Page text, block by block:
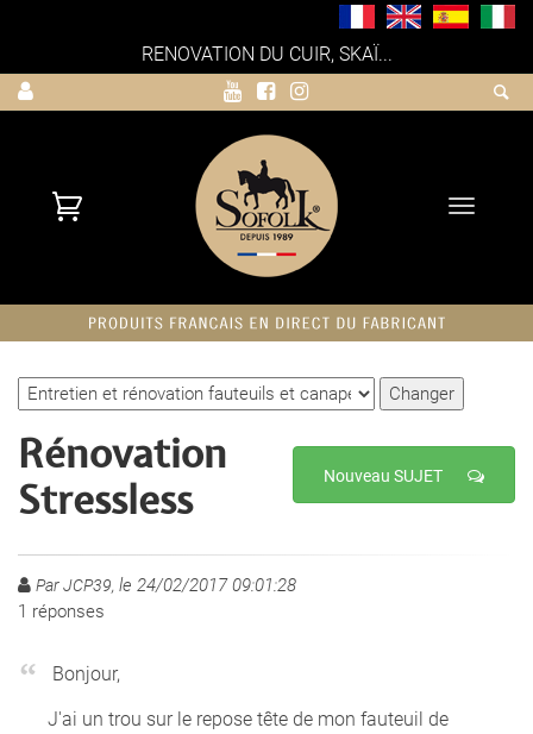
RENOVATION DU CUIR, SKAÏ...
Toggle
Nouveau SUJET
Rénovation
Stressless
Par JCP39, le 24/02/2017 09:01:28
1 réponses
Bonjour,
J'ai un trou sur le repose tête de mon fauteuil de